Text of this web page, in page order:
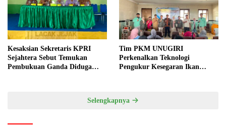
Kesaksian Sekretaris KPRI
Sejahtera Sebut Temukan
Pembukuan Ganda Diduga
Tim PKM UNUGIRI
Perkenalkan Teknologi
Pengukur Kesegaran Ikan
Selengkapnya